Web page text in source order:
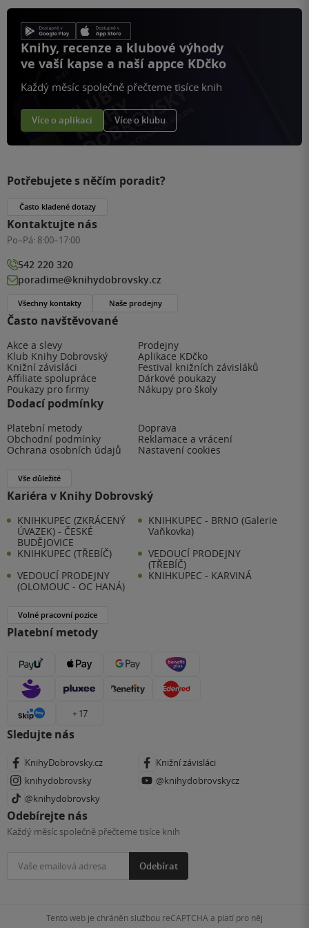
Knihy, recenze a klubové výhody
ve vaší kapse a naší appce KDčko
Každý měsíc společně přečteme tisíce knih
Více o aplikaci Více o klubu
Často navštěvované
Akce a slevy
Prodejny
Klub Knihy Dobrovský
Aplikace KDčko
Knižní závisláci
Festival knižních závisláků
Affiliate spolupráce
Dárkové poukazy
Poukazy pro firmy
Nákupy pro školy
Dodací podmínky
Platební metody
Doprava
Obchodní podmínky
Reklamace a vrácení
Ochrana osobních údajů
Nastavení cookies
Vše důležité
Kariéra v Knihy Dobrovský
KNIHKUPEC (ZKRÁCENÝ
ÚVAZEK) - ČESKÉ
BUDĚJOVICE
KNIHKUPEC - BRNO (Galerie
Vaňkovka)
KNIHKUPEC (TŘEBÍČ)
VEDOUCÍ PRODEJNY
(TŘEBÍČ)
VEDOUCÍ PRODEJNY
(OLOMOUC - OC HANÁ)
KNIHKUPEC - KARVINÁ
Volné pracovní pozice
Platební metody
+ 17
Sledujte nás
KnihyDobrovsky.cz
Knižní závisláci
knihydobrovsky
@knihydobrovskycz
@knihydobrovsky
Odebírejte nás
Každý měsíc společně přečteme tisíce knih
Odebírat
Potřebujete s něčím poradit?
Často kladené dotazy
Kontaktujte nás
Po–Pá: 8:00–17:00
542 220 320
poradime@knihydobrovsky.cz
Všechny kontakty Naše prodejny
Tento web je chráněn službou reCAPTCHA a platí pro něj